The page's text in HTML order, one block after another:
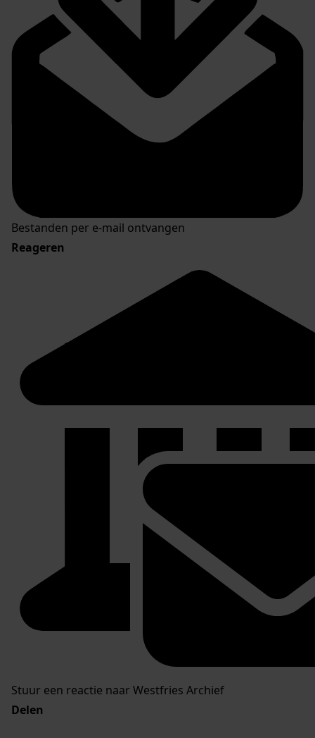
Bestanden per e-mail ontvangen
Reageren
Stuur een reactie naar Westfries Archief
Delen